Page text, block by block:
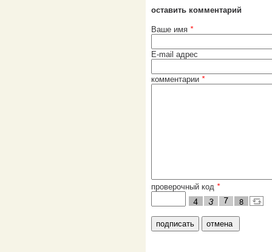
оставить комментарий
Ваше имя *
E-mail адрес
комментарии *
проверочный код *